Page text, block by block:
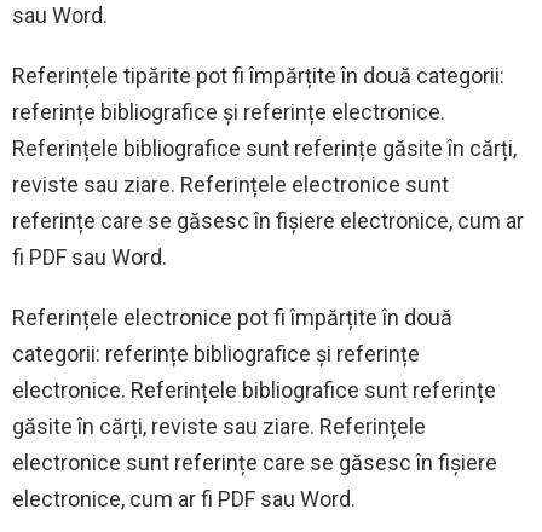
sau Word.
Referințele tipărite pot fi împărțite în două categorii:
referințe bibliografice și referințe electronice.
Referințele bibliografice sunt referințe găsite în cărți,
reviste sau ziare. Referințele electronice sunt
referințe care se găsesc în fișiere electronice, cum ar
fi PDF sau Word.
Referințele electronice pot fi împărțite în două
categorii: referințe bibliografice și referințe
electronice. Referințele bibliografice sunt referințe
găsite în cărți, reviste sau ziare. Referințele
electronice sunt referințe care se găsesc în fișiere
electronice, cum ar fi PDF sau Word.